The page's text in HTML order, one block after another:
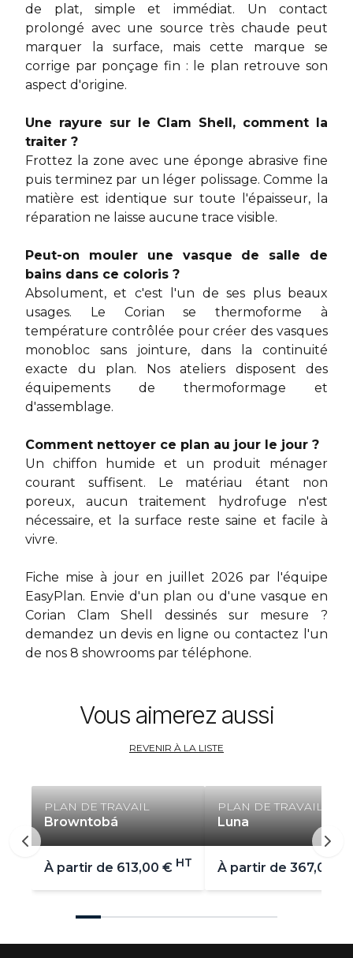
de plat, simple et immédiat. Un contact
prolongé avec une source très chaude peut
marquer la surface, mais cette marque se
corrige par ponçage fin : le plan retrouve son
aspect d'origine.
Une rayure sur le Clam Shell, comment la
traiter ?
Frottez la zone avec une éponge abrasive fine
puis terminez par un léger polissage. Comme la
matière est identique sur toute l'épaisseur, la
réparation ne laisse aucune trace visible.
Peut-on mouler une vasque de salle de
bains dans ce coloris ?
Absolument, et c'est l'un de ses plus beaux
usages. Le Corian se thermoforme à
température contrôlée pour créer des vasques
monobloc sans jointure, dans la continuité
exacte du plan. Nos ateliers disposent des
équipements de thermoformage et
d'assemblage.
Comment nettoyer ce plan au jour le jour ?
Un chiffon humide et un produit ménager
courant suffisent. Le matériau étant non
poreux, aucun traitement hydrofuge n'est
nécessaire, et la surface reste saine et facile à
vivre.
Fiche mise à jour en juillet 2026 par l'équipe
EasyPlan. Envie d'un plan ou d'une vasque en
Corian Clam Shell dessinés sur mesure ?
demandez un devis en ligne ou contactez l'un
de nos 8 showrooms par téléphone.
Vous aimerez aussi
REVENIR À LA LISTE
PLAN DE TRAVAIL
Browntobá
À partir de 613,00 € HT
PLAN DE TRAVAIL
Luna
À partir de 367,00 €